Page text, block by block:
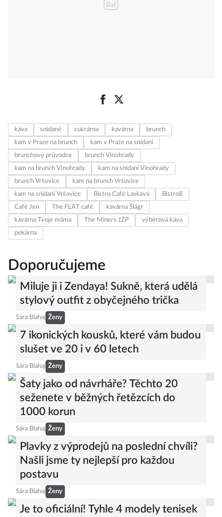
káva snídaně cukrárna kavárna
brunch
kam v Praze na brunch
kam v Praze na snídani
brunchový průvodce
brunch Vinohrady
kam na brunch Vinohrady
kam na snídani Vinohrady
brunch Vršovice
kam na brunch Vršovice
kam na snídani Vršovice
Bistro Café Laskavá
Bistro8
Café Jen
The FLAT café
kavárna Šlágr
kavárna Tvoje máma
The Miners JZP
výběrová káva
pekárna
Doporučujeme
Miluje ji i Zendaya! Sukně, která udělá
stylový outfit z obyčejného trička
Sára Blahaj Ženy
7 ikonických kousků, které vám budou
slušet ve 20 i v 60 letech
Sára Blahaj Ženy
Šaty jako od návrháře? Těchto 20
seženete v běžných řetězcích do
1000 korun
Sára Blahaj Ženy
Plavky z výprodejů na poslední chvíli?
Našli jsme ty nejlepší pro každou
postavu
Sára Blahaj Ženy
Je to oficiální! Tyhle 4 modely tenisek